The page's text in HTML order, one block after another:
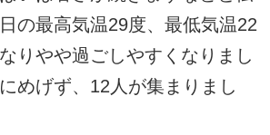
の最高気温29度、最低気温22
りやや過ごしやすくなりまし
めげず、12人が集まりまし